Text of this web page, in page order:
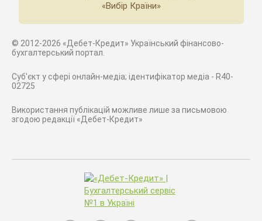
«Вибір Країни»
© 2012-2026 «Дебет-Кредит» Український фінансово-
бухгалтерський портал.
Суб'єкт у сфері онлайн-медіа; ідентифікатор медіа - R40-
02725
Використання публікацій можливе лише за письмовою
згодою редакції «Дебет-Кредит»